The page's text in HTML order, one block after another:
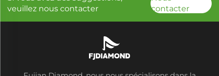
veuillez nous contacter
contacter